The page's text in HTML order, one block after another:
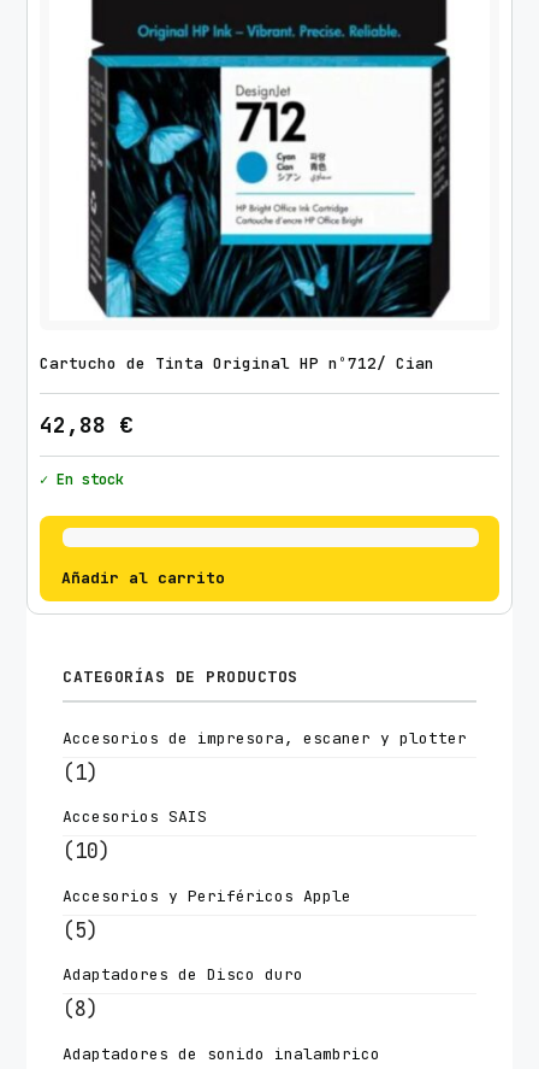
Cartucho de Tinta Original HP nº712/ Cian
42,88 €
✓ En stock
Añadir al carrito
CATEGORÍAS DE PRODUCTOS
Accesorios de impresora, escaner y plotter
(1)
Accesorios SAIS
(10)
Accesorios y Periféricos Apple
(5)
Adaptadores de Disco duro
(8)
Adaptadores de sonido inalambrico